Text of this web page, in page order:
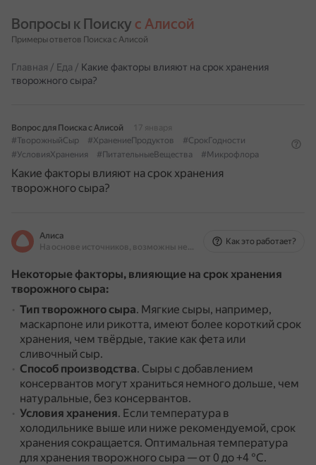
Вопросы к Поиску с Алисой
Примеры ответов Поиска с Алисой
Главная / Еда / Какие факторы влияют на срок хранения
творожного сыра?
Вопрос для Поиска с Алисой
17 января
#ТворожныйСыр
#ХранениеПродуктов
#СрокГодности
#УсловияХранения
#ПитательныеВещества #Микрофлора
Какие факторы влияют на срок хранения
творожного сыра?
Алиса
На основе источников, возможны неточности
Как это работает?
Некоторые факторы, влияющие на срок хранения
творожного сыра:
Тип творожного сыра. Мягкие сыры, например,
маскарпоне или рикотта, имеют более короткий срок
хранения, чем твёрдые, такие как фета или
сливочный сыр.
Способ производства. Сыры с добавлением
консервантов могут храниться немного дольше, чем
натуральные, без консервантов.
Условия хранения. Если температура в
холодильнике выше или ниже рекомендуемой, срок
хранения сокращается. Оптимальная температура
для хранения творожного сыра — от 0 до +4 °C.